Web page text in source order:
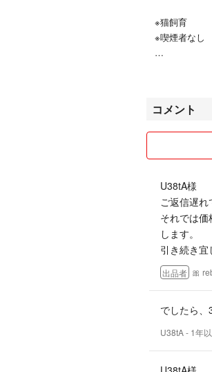
※猫飼育
※喫煙者なし
ベストな状
コメント
U38tA様
ご返信遅れ
それでは
します。
引き続き宜
出品者 🎀
でしたら、
U38tA- 1年